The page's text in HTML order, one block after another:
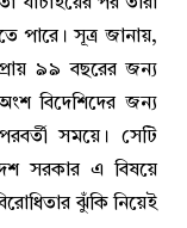
যাচাইয়ের পর তারা
পারে। সূত্র জানায়,
প্রায় ৯৯ বছরের জন্য
বিদেশিদের জন্য
সময়ে। সেটি
সরকার এ বিষয়ে
ঝুঁকি নিয়েই